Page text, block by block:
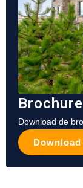
Brochure
Download de